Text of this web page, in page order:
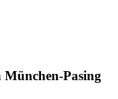
Pasing